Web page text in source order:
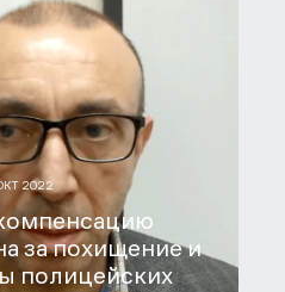
2022
за похищение и
полицейских